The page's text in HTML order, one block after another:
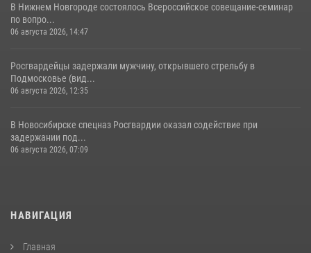
В Нижнем Новгороде состоялось Всероссийское совещание-семинар
по вопро...
06 августа 2026, 14:47
Росгвардейцы задержали мужчину, открывшего стрельбу в
Подмосковье (вид...
06 августа 2026, 12:35
В Новосибирске спецназ Росгвардии оказал содействие при
задержании под...
06 августа 2026, 07:09
НАВИГАЦИЯ
Главная